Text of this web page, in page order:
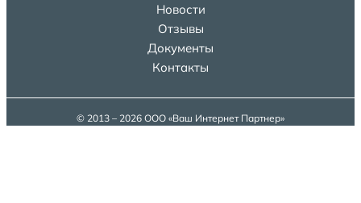
Новости
Отзывы
Документы
Контакты
© 2013 – 2026 ООО «Ваш Интернет Партнер»